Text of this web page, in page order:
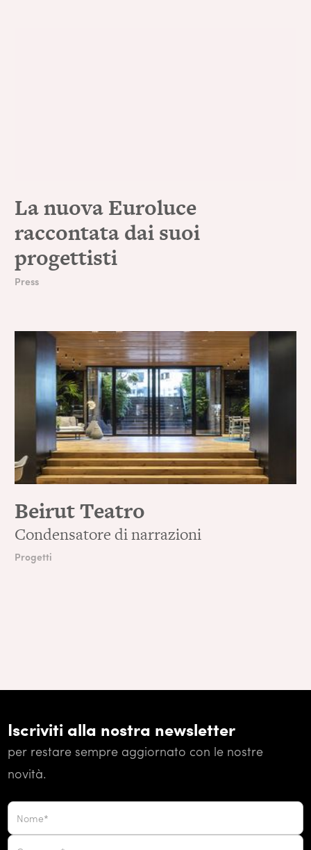
La nuova Euroluce
raccontata dai suoi
progettisti
Press
Beirut Teatro
Condensatore di narrazioni
Progetti
Iscriviti alla nostra newsletter
per restare sempre aggiornato con le nostre
novità.